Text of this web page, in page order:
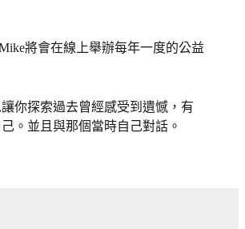
將會在線上舉辦每年一度的公益
你探索過去曾經感受到遺憾，有
。並且與那個當時自己對話。